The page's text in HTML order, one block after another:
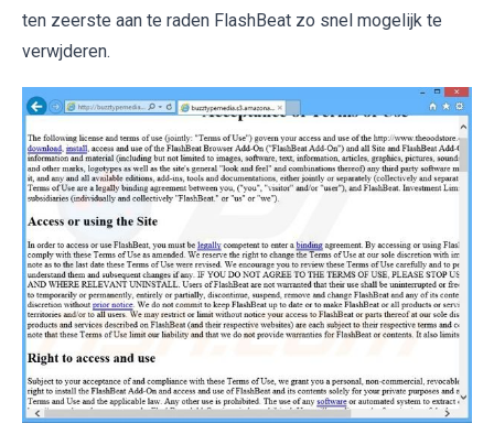
ten zeerste aan te raden FlashBeat zo snel mogelijk te
verwjderen.